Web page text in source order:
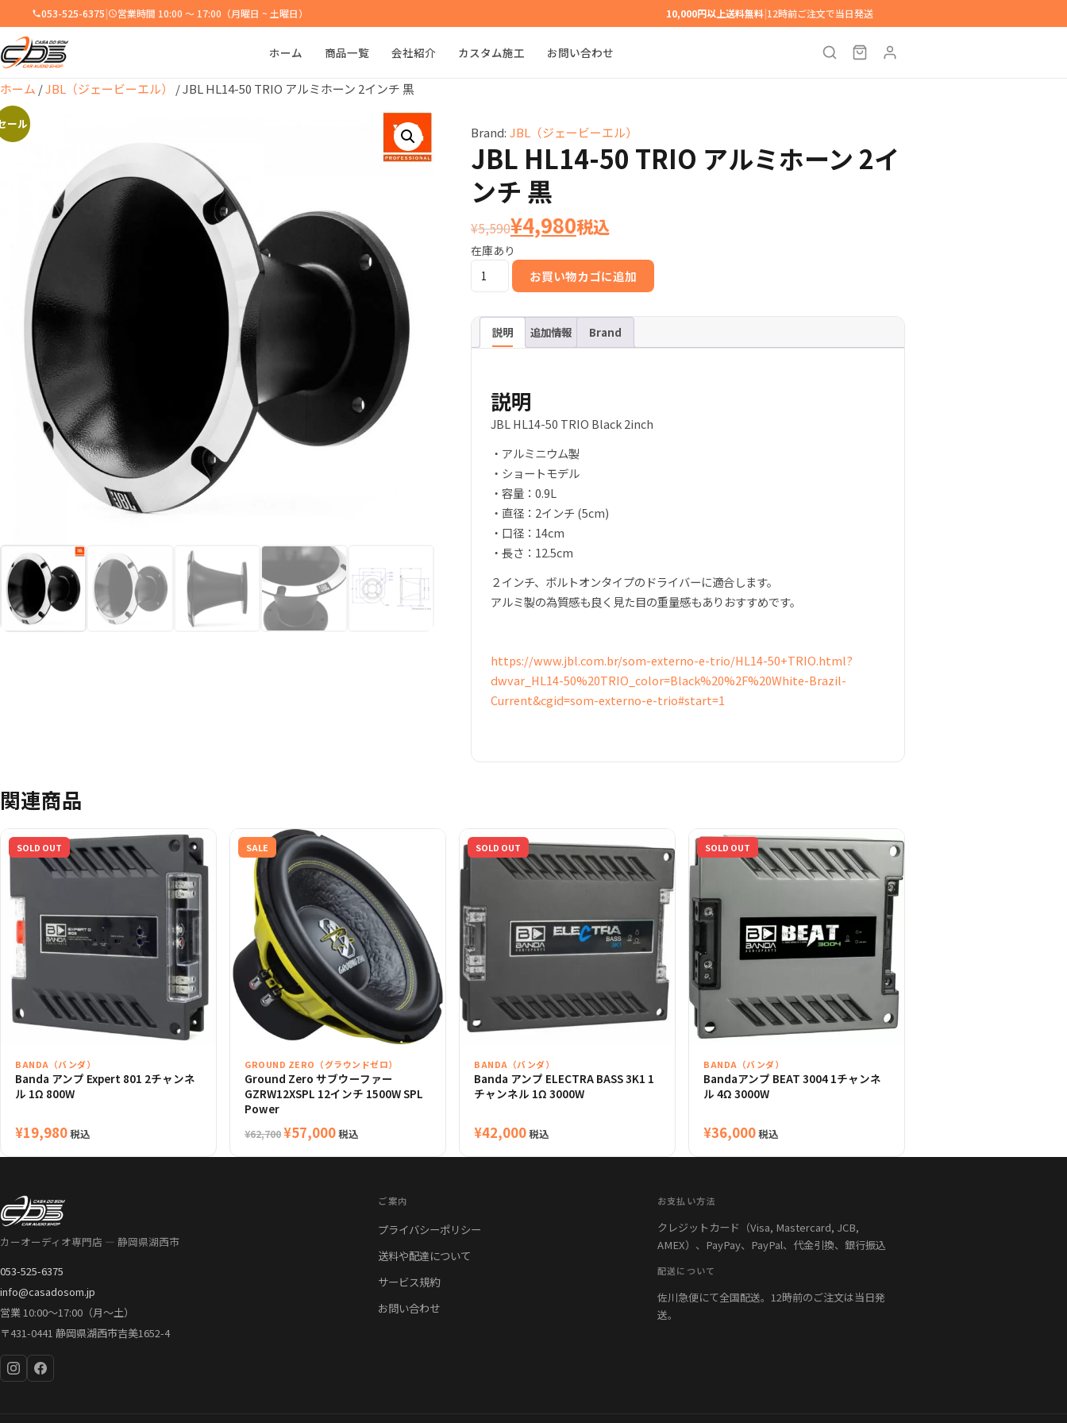
053-525-6375| 営業時間 10:00 ～ 17:00（月曜日 ~ 土曜日） 10,000円以上送料無料|12時前ご注文で当日発送
ホーム 商品一覧 会社紹介 カスタム施工 お問い合わせ
ホーム /JBL（ジェービーエル） / JBL HL14-50 TRIO アルミホーン 2インチ 黒
ール
Brand: JBL（ジェービーエル）
JBL HL14-50 TRIO アルミホーン 2イ
ンチ 黒
¥5,590
元
の
格
¥5,590
た。
¥4,980
現
在
価
¥4,980
す。
税込
在庫あり
JBL
TRIO
ア
お買い物カゴに追加
説明 追加情報 Brand
説明
JBL HL14-50 TRIO Black 2inch
・アルミニウム製
・ショートモデル
・容量：0.9L
・直径：2インチ (5cm)
・口径：14cm
・長さ：12.5cm
２インチ、ボルトオンタイプのドライバーに適合します。
アルミ製の為質感も良く見た目の重量感もありおすすめです。
https://www.jbl.com.br/som-externo-e-trio/HL14-50+TRIO.html?
dwvar_HL14-50%20TRIO_color=Black%20%2F%20White-Brazil-
Current&cgid=som-externo-e-trio#start=1
関連商品
SOLD OUT
BANDA（バンダ）
Banda アンプ Expert 801 2チャンネ
ル 1Ω 800W
¥19,980税込
SALE
GROUND ZERO（グラウンドゼロ）
Ground Zero サブウーファー
GZRW12XSPL 12インチ 1500W SPL
Power
¥62,700元
¥57,000現
¥57,000
税込
SOLD OUT
BANDA（バンダ）
Banda アンプ ELECTRA BASS 3K1 1
チャンネル 1Ω 3000W
¥42,000税込
SOLD OUT
BANDA（バンダ）
Bandaアンプ BEAT 3004 1チャンネ
ル 4Ω 3000W
¥36,000税込
カーオーディオ専門店 — 静岡県湖西市
053-525-6375
info@casadosom.jp
営業 10:00〜17:00（月〜土）
〒431-0441 静岡県湖西市吉美1652-4
ご案内
プライバシーポリシー
送料や配達について
サービス規約
お問い合わせ
お支払い方法
クレジットカード（Visa, Mastercard, JCB,
AMEX）、PayPay、PayPal、代金引換、銀行振込
配送について
佐川急便にて全国配送。12時前のご注文は当日発
送。